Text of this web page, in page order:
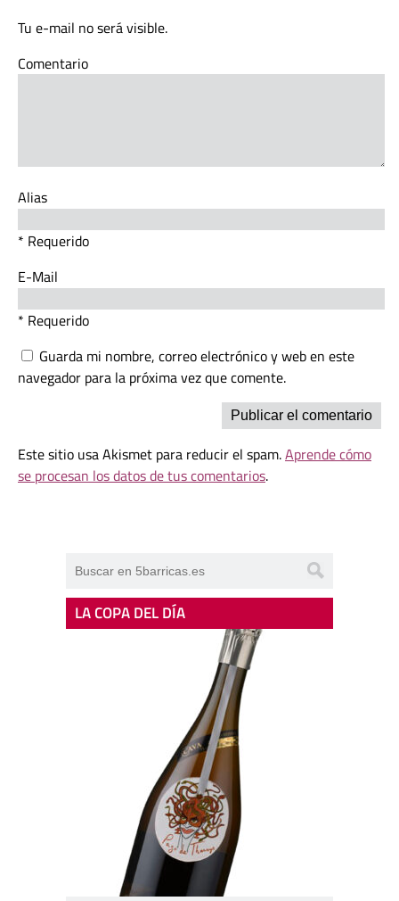
Tu e-mail no será visible.
Comentario
Alias
* Requerido
E-Mail
* Requerido
Guarda mi nombre, correo electrónico y web en este
navegador para la próxima vez que comente.
Este sitio usa Akismet para reducir el spam.Aprende cómo
se procesan los datos de tus comentarios.
LA COPA DEL DÍA